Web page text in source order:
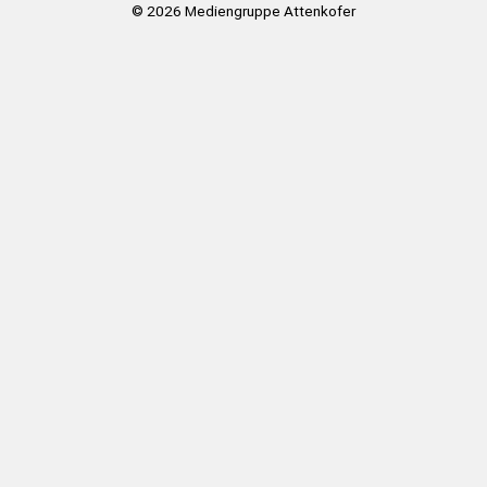
© 2026 Mediengruppe Attenkofer